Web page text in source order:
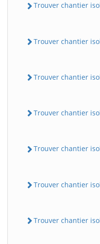
Trouver chantier
Trouver chantier
Trouver chantier
Trouver chantier
Trouver chantier
Trouver chantier
Trouver chantier